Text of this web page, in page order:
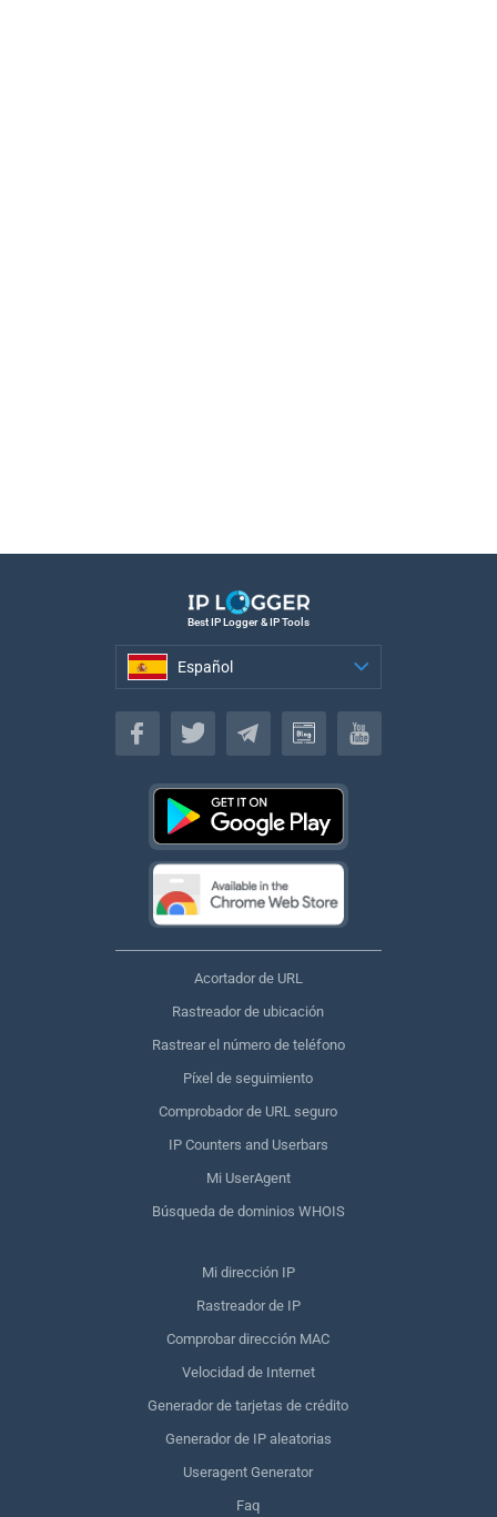
Best IP Logger & IP Tools
Español
Español
Acortador de URL
Rastreador de ubicación
Rastrear el número de teléfono
Píxel de seguimiento
Comprobador de URL seguro
IP Counters and Userbars
Mi UserAgent
Búsqueda de dominios WHOIS
Mi dirección IP
Rastreador de IP
Comprobar dirección MAC
Velocidad de Internet
Generador de tarjetas de crédito
Generador de IP aleatorias
Useragent Generator
Faq